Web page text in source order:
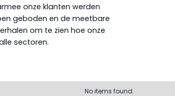
onze klanten werden
geboden en de meetbare
om te zien hoe onze
sectoren.
No items found.